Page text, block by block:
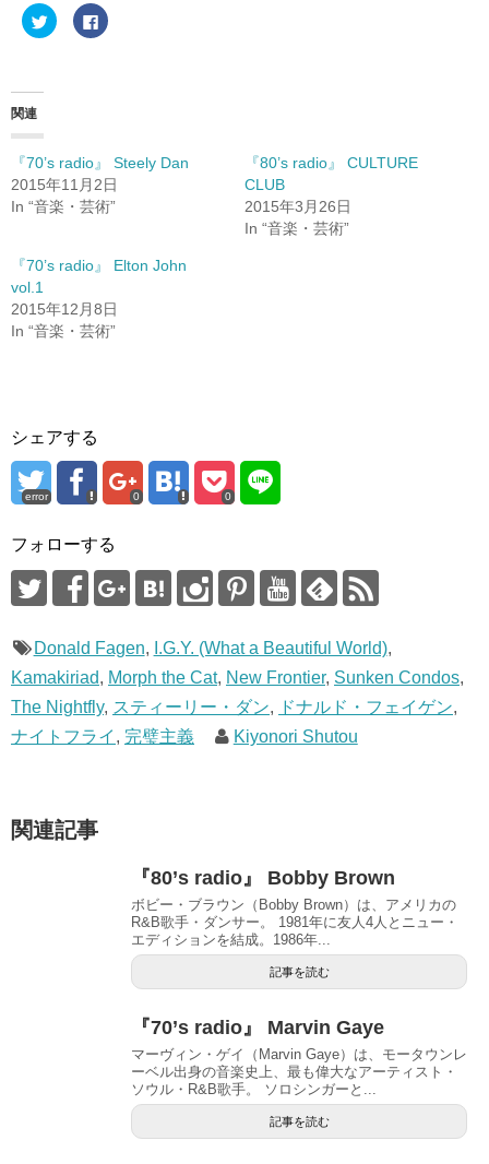
ク
リ
e
r
で
共
有
い
ン
ド
ウ
で
F
a
る
に
は
ク
だ
さ
い
(
で
開
き
ま
関連
『70’s radio』 Steely Dan
2015年11月2日
In “音楽・芸術”
『80’s radio』 CULTURE
CLUB
2015年3月26日
In “音楽・芸術”
『70’s radio』 Elton John
vol.1
2015年12月8日
In “音楽・芸術”
シェアする
error 0 0
フォローする
Donald Fagen, I.G.Y. (What a Beautiful World),
Kamakiriad, Morph the Cat, New Frontier, Sunken Condos,
The Nightfly, スティーリー・ダン, ドナルド・フェイゲン,
ナイトフライ , 完璧主義 Kiyonori Shutou
関連記事
『80’s radio』 Bobby Brown
ボビー・ブラウン（Bobby Brown）は、アメリカの
R&B歌手・ダンサー。 1981年に友人4人とニュー・
エディションを結成。1986年...
記事を読む
『70’s radio』 Marvin Gaye
マーヴィン・ゲイ（Marvin Gaye）は、モータウンレ
ーベル出身の音楽史上、最も偉大なアーティスト・
ソウル・R&B歌手。 ソロシンガーと...
記事を読む